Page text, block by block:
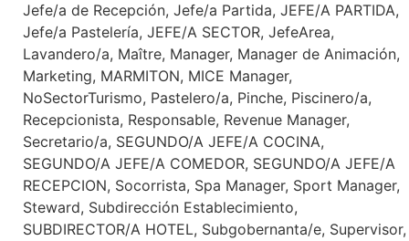
Jefe/a de Recepción, Jefe/a Partida, JEFE/A PARTIDA,
Jefe/a Pastelería, JEFE/A SECTOR, JefeArea,
Lavandero/a, Maître, Manager, Manager de Animación,
Marketing, MARMITON, MICE Manager,
NoSectorTurismo, Pastelero/a, Pinche, Piscinero/a,
Recepcionista, Responsable, Revenue Manager,
Secretario/a, SEGUNDO/A JEFE/A COCINA,
SEGUNDO/A JEFE/A COMEDOR, SEGUNDO/A JEFE/A
RECEPCION, Socorrista, Spa Manager, Sport Manager,
Steward, Subdirección Establecimiento,
SUBDIRECTOR/A HOTEL, Subgobernanta/e, Supervisor,